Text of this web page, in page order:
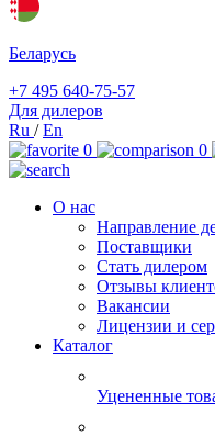
Беларусь
+7 495 640-75-57
Для дилеров
Ru /En
0
0
О нас
Направление
Поставщики
Стать дилером
Отзывы
Вакансии
Лицензии и
Каталог
Уцененные